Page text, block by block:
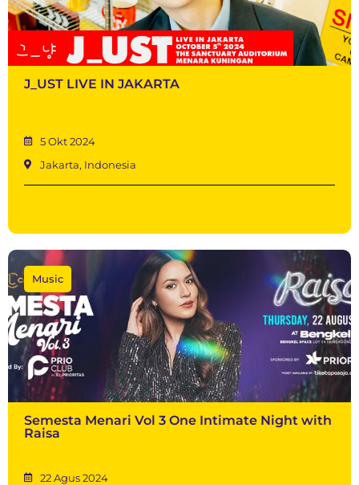
J_UST LIVE IN JAKARTA
5 Okt 2024
Jakarta, Indonesia
Music
Semesta Menari Vol 3 One Intimate Night with
Raisa
22 Agus 2024